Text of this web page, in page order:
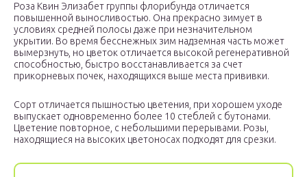
Роза Квин Элизабет группы флорибунда отличается
повышенной выносливостью. Она прекрасно зимует в
условиях средней полосы даже при незначительном
укрытии. Во время бесснежных зим надземная часть может
вымерзнуть, но цветок отличается высокой регенеративной
способностью, быстро восстанавливается за счет
прикорневых почек, находящихся выше места прививки.
Сорт отличается пышностью цветения, при хорошем уходе
выпускает одновременно более 10 стеблей с бутонами.
Цветение повторное, с небольшими перерывами. Розы,
находящиеся на высоких цветоносах подходят для срезки.